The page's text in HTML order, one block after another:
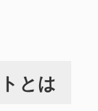
とは